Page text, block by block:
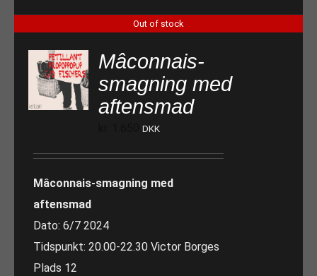
Out of stock
Mâconnais-
smagning med
aftensmad
DKK
Mâconnais-smagning med
aftensmad
Dato: 6/7 2024
Tidspunkt: 20.00-22.30 Victor Borges
Plads 12